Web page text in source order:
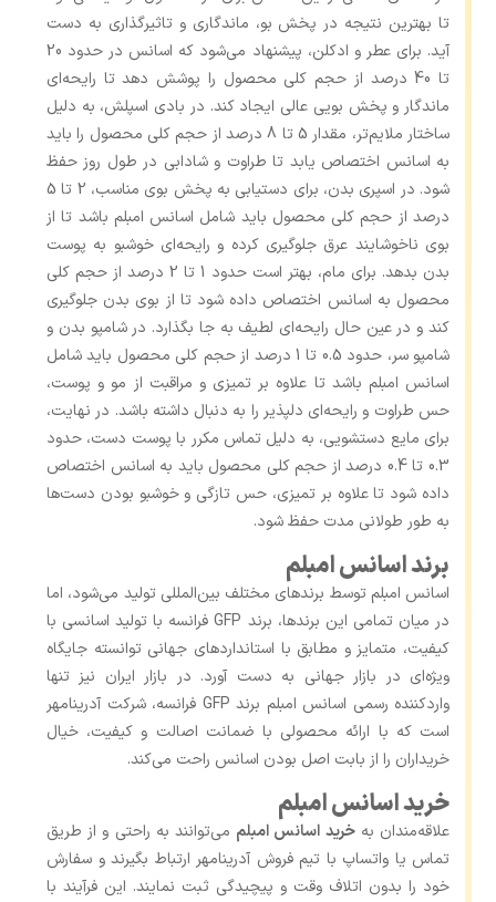
تا بهترین نتیجه در پخش بو، ماندگاری و تاثیرگذاری به‌ دست
آید. برای عطر و ادکلن، پیشنهاد می‌شود که اسانس در حدود 20
تا 40 درصد از حجم کلی محصول را پوشش دهد تا رایحه‌ای
ماندگار و پخش بویی عالی ایجاد کند. در بادی اسپلش، به دلیل
ساختار ملایم‌تر، مقدار 5 تا 8 درصد از حجم کلی محصول را باید
به اسانس اختصاص یابد تا طراوت و شادابی در طول روز حفظ
شود. در اسپری بدن، برای دستیابی به پخش بوی مناسب، 2 تا 5
درصد از حجم کلی محصول باید شامل اسانس امبلم باشد تا از
بوی ناخوشایند عرق جلوگیری کرده و رایحه‌ای خوشبو به پوست
بدن بدهد. برای مام‌، بهتر است حدود 1 تا 2 درصد از حجم کلی
محصول به اسانس اختصاص داده شود تا از بوی بدن جلوگیری
کند و در عین حال رایحه‌ای لطیف به‌ جا بگذارد. در شامپو بدن و
شامپو سر، حدود 0.5 تا 1 درصد از حجم کلی محصول باید شامل
اسانس امبلم باشد تا علاوه بر تمیزی و مراقبت از مو و پوست،
حس طراوت و رایحه‌ای دلپذیر را به ‌دنبال داشته باشد. در نهایت،
برای مایع دستشویی، به دلیل تماس مکرر با پوست دست، حدود
0.3 تا 0.4 درصد از حجم کلی محصول باید به اسانس اختصاص
داده شود تا علاوه بر تمیزی، حس تازگی و خوشبو بودن دست‌ها
به ‌طور طولانی مدت حفظ شود.
برند اسانس امبلم
اسانس امبلم توسط برندهای مختلف بین‌المللی تولید می‌شود، اما
در میان تمامی این برندها، برند GFP فرانسه با تولید اسانسی با
کیفیت، متمایز و مطابق با استانداردهای جهانی توانسته جایگاه
ویژه‌ای در بازار جهانی به دست آورد. در بازار ایران نیز تنها
واردکننده رسمی اسانس امبلم برند GFP فرانسه، شرکت آدرینامهر
است که با ارائه محصولی با ضمانت اصالت و کیفیت، خیال
خریداران را از بابت اصل بودن اسانس راحت می‌کند.
خرید اسانس امبلم
علاقه‌مندان بهخرید اسانس امبلم می‌توانند به راحتی و از طریق
تماس یا واتساپ با تیم فروش آدرینامهر ارتباط بگیرند و سفارش
خود را بدون اتلاف وقت و پیچیدگی ثبت نمایند. این فرآیند با